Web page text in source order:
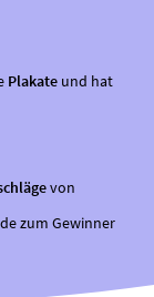
Plakate und hat
von
zum Gewinner